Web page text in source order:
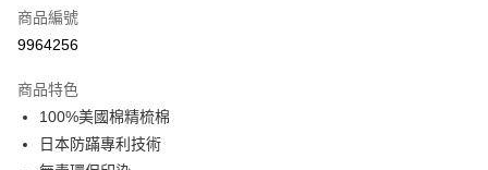
超商取貨付款
Apple Pay
悠遊付
商品編號
9964256
商品特色
100%美國棉精梳棉
日本防蹣專利技術